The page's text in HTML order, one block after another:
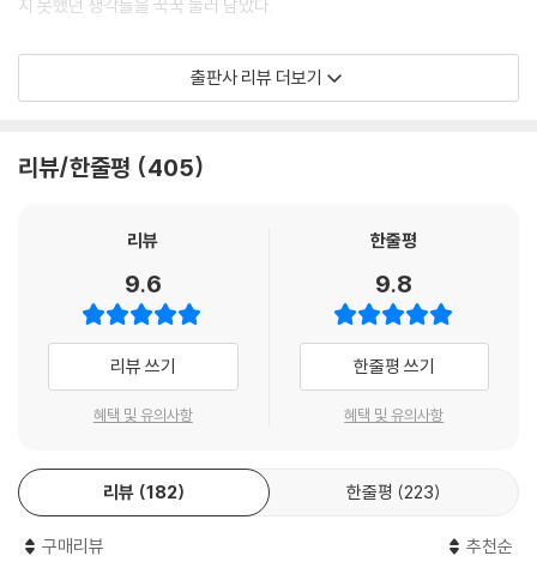
“그들은 시체에서 나온 견디기 힘든 악취가 성안에 있는 모든 사람을 죽일
것이라고 희망하면서 시체를 투석기에 넣어 도시 안으로 투척할 것을 명령
없었다. … 병에 감염된 선원 중 소수가 배를 이용해 카파 성을 벗어났다. 일
그런데 흑사병이 몽골 때문에 퍼졌다고 주장하는 기록을 무턱대고 믿기 전
에 우리가 먼저 생각해 봐야 할 것이 있습니다.
‘몽골제국이 쳐들어왔을 때 유럽 사람들은 몽골을 뭐라고 기록하고 싶었을
욕이란 욕은 다하고 싶었을 것이며, 천하의 나쁜 X들로 기록하고 싶었을
것이며, 이게 다 ‘몽골’ 때문이라고 기록하고 싶었을 것입니다. 실제로 많은
기록들에서 유럽인들은 몽골인들을 악마처럼 묘사하고 있죠. 즉 중세 유럽
한 기록도 마찬가지죠.
‘저 악마 같은 몽골 애들이 의도적으로 유럽에 흑사병을 퍼뜨린 거야.’
라고 얘기하고 있지만, 이런 기록들만 보고 몽골이 유럽에 흑사병을 퍼뜨
지 못했던 생각들을 꾹꾹 눌러 담았다.
이 책은 권력자를 중심으로 쓴 역사책이다. 권력자는 인류 역사에서 항상
존재해왔다. 우리가 아무리 그들을 싫어해도 그들은 우리가 죽을 때까지
자들이 국민을 위한다는 명분으로 얼마나 많은 국민들을 선동해 왔는지 적
마르틴 루터의 종교개혁을 지지했을까?
중세 시대는 교황과 가톨릭의 권위가 막강했던 시절이었고 고인 물이 썩어
가듯 교황청도 부패한다. 이것을 잘 보여주는 사례가 바로 면죄부 판매다.
이런 교황청의 모습을 보고 가톨릭이 썩어 빠졌다며 반항을 하는 사람들이
반발하는 자들을 이교도라고 낙인찍고 처형해버리기도 했다. 하지만 이 방
법이 계속 통하지는 않았다. 교황청에 불만을 가졌던 건 교수나 신학자만
이 아니었던 것이다. 권력을 가진 왕과 영주들이 마르틴 루터를 지지하고
보호해 주는 것으로도 모자라 교황청을 비판하며 들고 일어나기 시작했다.
출판사 리뷰 더보기
리뷰/한줄평 405
리뷰
9.6
리뷰 쓰기
혜택 및 유의사항
한줄평
9.8
한줄평 쓰기
혜택 및 유의사항
리뷰 182 한줄평 223
구매리뷰 추천순